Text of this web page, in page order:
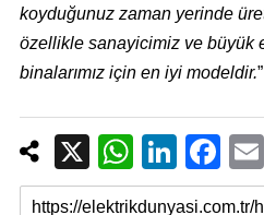
koyduğunuz zaman yerinde
özellikle sanayicimiz ve büyük
binalarımız için en iyi modeldir.
X
W
h
Li
n
F
a